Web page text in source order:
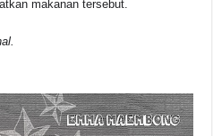
makanan tersebut.